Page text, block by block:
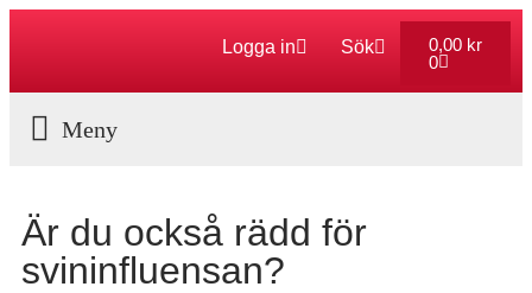
Logga in Sök 0,00 kr
0
Är du också rädd för
svininfluensan?